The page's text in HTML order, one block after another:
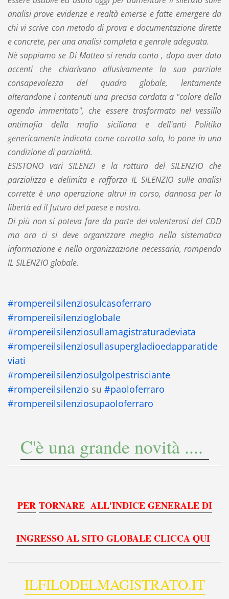
analisi prove evidenze e realtà emerse e fatte emergere da
chi vi scrive con metodo di prova e documentazione dirette
e concrete, per una analisi completa e genrale adeguata.
Nè sappiamo se Di Matteo si renda conto , dopo aver dato
accenti che chiarivano allusivamente la sua parziale
consapevolezza del quadro globale, lentamente
alterandone i contenuti una precisa cordata a "colore della
agenda immeritato", che essere trasformato nel vessillo
antimafia della mafia siciliana e dell'anti Politika
genericamente indicata come corrotta solo, lo pone in una
condizione di parzialità.
ESISTONO vari SILENZI e la rottura del SILENZIO che
parzializza e delimita e rafforza IL SILENZIO sulle analisi
corrette è una operazione altrui in corso, dannosa per la
libertà ed il futuro del paese e nostro.
Di più non si poteva fare da parte dei volenterosi del CDD
ma ora ci si deve organizzare meglio nella sistematica
informazione e nella organizzazione necessaria, rompendo
IL SILENZIO globale.
‪#‎rompereilsilenziosulcasoferraro‬
‪#‎rompereilsilenzioglobale‬
#‎rompereilsilenziosullamagistraturadeviata‬
#‎rompereilsilenziosullasupergladioedapparatide
viati‬
#‎rompereilsilenziosulgolpestrisciante
‪#‎rompereilsilenzio‬ su ‪#‎paoloferraro‬
#‎rompereilsilenziosupaoloferraro‬
C'è una grande novità ....
PER TORNARE ALL'INDICE GENERALE DI
INGRESSO AL SITO GLOBALE CLICCA QUI
ILFILODELMAGISTRATO.IT